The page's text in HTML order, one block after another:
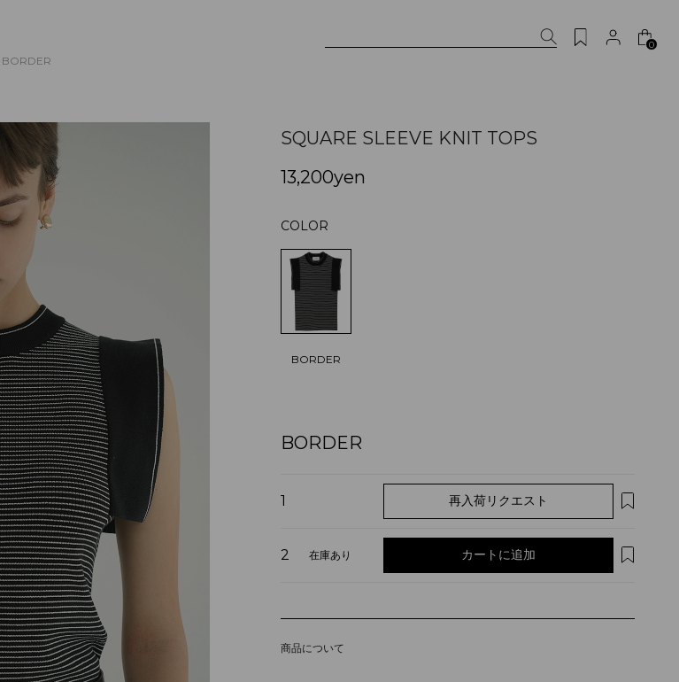
0
BORDER
SQUARE SLEEVE KNIT TOPS
13,200yen
COLOR
BORDER
BORDER
1 再入荷リクエスト
2 在庫あり カートに追加
商品について